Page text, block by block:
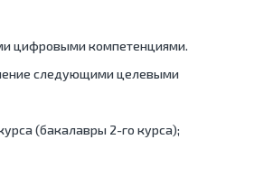
цифровыми компетенциями.
следующими целевыми
(бакалавры 2-го курса);